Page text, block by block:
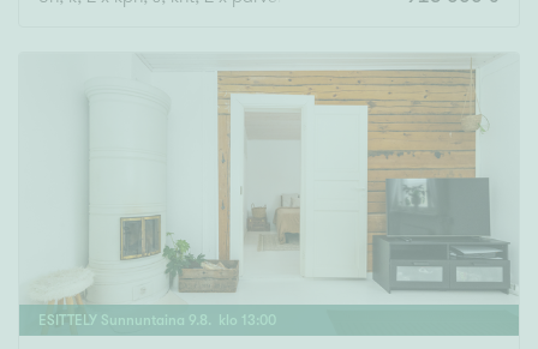
ESITTELY Sunnuntaina 9.8. klo 13:00